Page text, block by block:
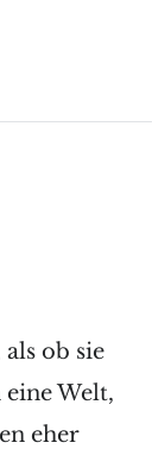
ob sie
Welt,
eher